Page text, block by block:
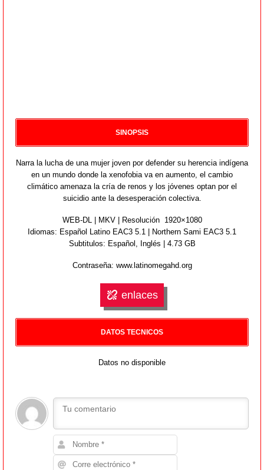
SINOPSIS
Narra la lucha de una mujer joven por defender su herencia indígena
en un mundo donde la xenofobia va en aumento, el cambio
climático amenaza la cría de renos y los jóvenes optan por el
suicidio ante la desesperación colectiva.
WEB-DL | MKV | Resolución 1920×1080
Idiomas: Español Latino EAC3 5.1 | Northern Sami EAC3 5.1
Subtitulos: Español, Inglés | 4.73 GB
Contraseña: www.latinomegahd.org
enlaces
DATOS TECNICOS
Datos no disponible